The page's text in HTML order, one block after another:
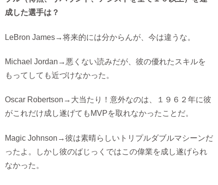
成した選手は？
LeBron James→将来的には分からんが、今は違うな。
Michael Jordan→悪くない読みだが、彼の優れたスキルを
もってしても近づけなかった。
Oscar Robertson→大当たり！意外なのは、１９６２年に彼
がこれだけ成し遂げてもMVPを取れなかったことだ。
Magic Johnson→彼は素晴らしいトリプルダブルマシーンだ
ったよ。しかし彼のばじっくではこの偉業を成し遂げられ
なかった。